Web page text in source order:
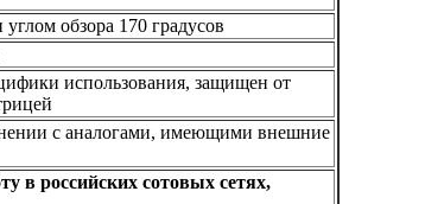
обзора 170 градусов
использования, защищен от
с аналогами, имеющими внешние
в российских сотовых сетях,